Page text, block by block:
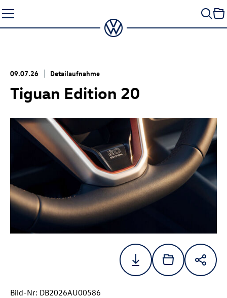
Seiteninhalt
springen
09.07.26 Detailaufnahme
Tiguan Edition 20
Bild-Nr: DB2026AU00586